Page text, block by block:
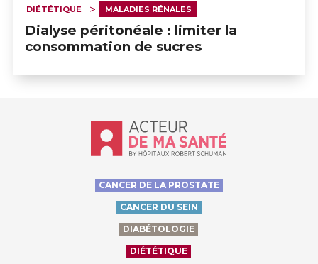
DIÉTÉTIQUE MALADIES RÉNALES
Dialyse péritonéale : limiter la
consommation de sucres
Accueil - Acteur de ma santé, by
CANCER DE LA PROSTATE
CANCER DU SEIN
DIABÉTOLOGIE
DIÉTÉTIQUE